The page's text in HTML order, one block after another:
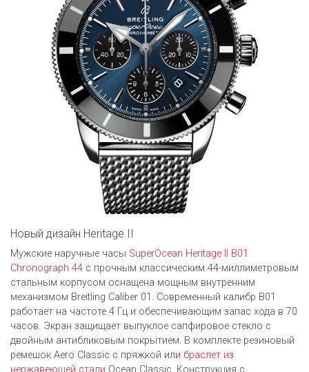
Новый дизайн Heritage II
Мужские наручные часы SuperOcean Heritage II B01
Chronograph 44 с прочным классическим 44-миллиметровым
стальным корпусом оснащена мощным внутренним
механизмом Breitling Caliber 01. Современный калибр B01
работает на частоте 4 Гц и обеспечивающим запас хода в 70
часов. Экран защищает выпуклое сапфировое стекло с
двойным антибликовым покрытием. В комплекте резиновый
ремешок Aero Classic с пряжкой или браслет из
нержавеющей стали Ocean Classic. Конструкция с